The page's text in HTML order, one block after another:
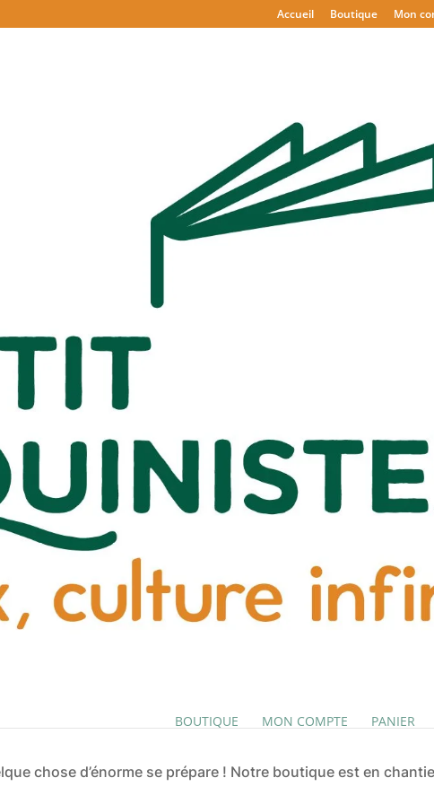
Accueil Boutique Mon
BOUTIQUE MON COMPTE PANIER
chose d’énorme se prépare ! Notre boutique est en